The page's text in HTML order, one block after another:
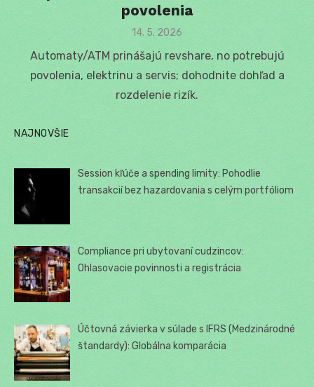
povolenia
Posted
14. 5. 2026
Automaty/ATM prinášajú revshare, no potrebujú
povolenia, elektrinu a servis; dohodnite dohľad a
rozdelenie rizík.
NAJNOVŠIE
Session kľúče a spending limity: Pohodlie
transakcií bez hazardovania s celým portfóliom
Compliance pri ubytovaní cudzincov:
Ohlasovacie povinnosti a registrácia
Účtovná závierka v súlade s IFRS (Medzinárodné
štandardy): Globálna komparácia